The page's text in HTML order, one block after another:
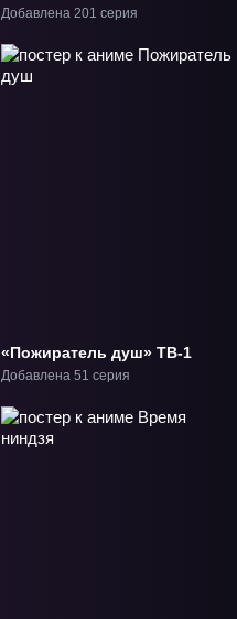
Добавлена 201 серия
«Пожиратель душ» ТВ-1
Добавлена 51 серия